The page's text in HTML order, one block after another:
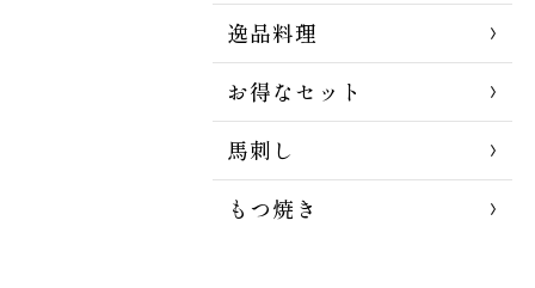
逸品料理
お得なセット
馬刺し
もつ焼き